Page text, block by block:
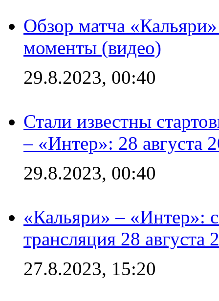
Обзор матча
моменты (видео)
29.8.2023, 00:40
Стали известны
– «Интер»: 28 августа
29.8.2023, 00:40
«Кальяри» – «Интер»:
трансляция 28 августа
27.8.2023, 15:20